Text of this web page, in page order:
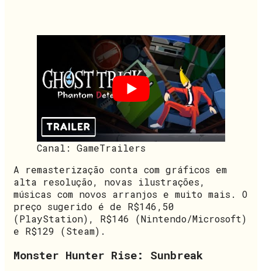
Canal: GameTrailers
A remasterização conta com gráficos em
alta resolução, novas ilustrações,
músicas com novos arranjos e muito mais. O
preço sugerido é de R$146,50
(PlayStation), R$146 (Nintendo/Microsoft)
e R$129 (Steam).
Monster Hunter Rise: Sunbreak